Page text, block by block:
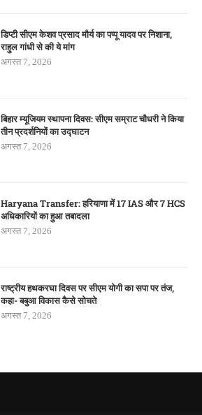
डिप्टी सीएम केशव प्रसाद मौर्य का पप्पू यादव पर निशाना,
राहुल गांधी से की ये मांग
अगस्त 7, 2026
बिहार म्यूजियम स्थापना दिवस: सीएम सम्राट चौधरी ने किया
तीन प्रदर्शनियों का उद्घाटन
अगस्त 7, 2026
Haryana Transfer: हरियाणा में 17 IAS और 7 HCS
अधिकारियों का हुआ तबादला
अगस्त 7, 2026
राष्ट्रीय हथकरघा दिवस पर सीएम योगी का सपा पर तंज,
कहा- बबुआ विकास कैसे सोचते
अगस्त 7, 2026